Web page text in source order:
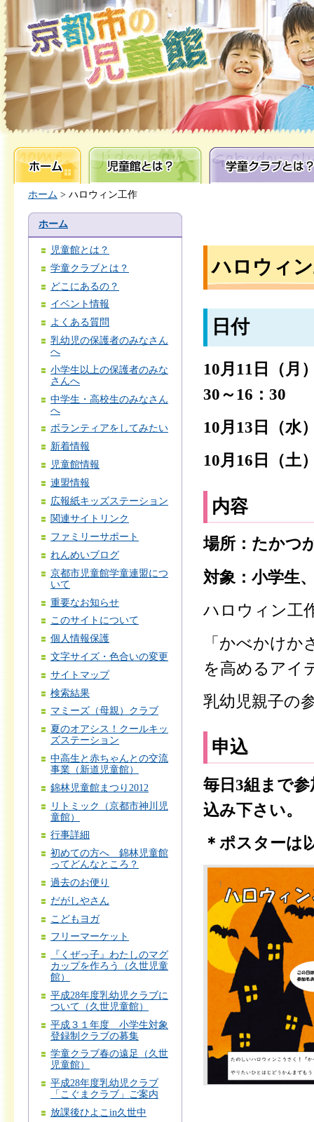
ホーム 児童館とは？ 学童クラブとは？
ホーム > ハロウィン工作
ホーム
児童館とは？
学童クラブとは？
どこにあるの？
イベント情報
よくある質問
乳幼児の保護者のみなさん
へ
小学生以上の保護者のみな
さんへ
中学生・高校生のみなさん
へ
ボランティアをしてみたい
新着情報
児童館情報
連盟情報
広報紙キッズステーション
関連サイトリンク
ファミリーサポート
れんめいブログ
京都市児童館学童連盟につ
いて
重要なお知らせ
このサイトについて
個人情報保護
文字サイズ・色合いの変更
サイトマップ
検索結果
マミーズ（母親）クラブ
夏のオアシス！クールキッ
ズステーション
中高生と赤ちゃんとの交流
事業（新道児童館）
錦林児童館まつり2012
リトミック（京都市神川児
童館）
行事詳細
初めての方へ 錦林児童館
ってどんなところ？
過去のお便り
だがしやさん
こどもヨガ
フリーマーケット
『くぜっ子』わたしのマグ
カップを作ろう（久世児童
館）
平成28年度乳幼児クラブに
ついて（久世児童館）
平成３１年度 小学生対象
登録制クラブの募集
学童クラブ春の遠足（久世
児童館）
平成28年度乳幼児クラブ
「こぐまクラブ」ご案内
放課後ひよこin久世中
ハロウィ
日付
10月11日（月
30～16：30
10月13日（水
10月16日（土
内容
場所：たかつ
対象：小学生
ハロウィン工
「かべかけ
を高めるアイ
乳幼児親子の
申込
毎日3組まで
込み下さい。
＊ポスターは